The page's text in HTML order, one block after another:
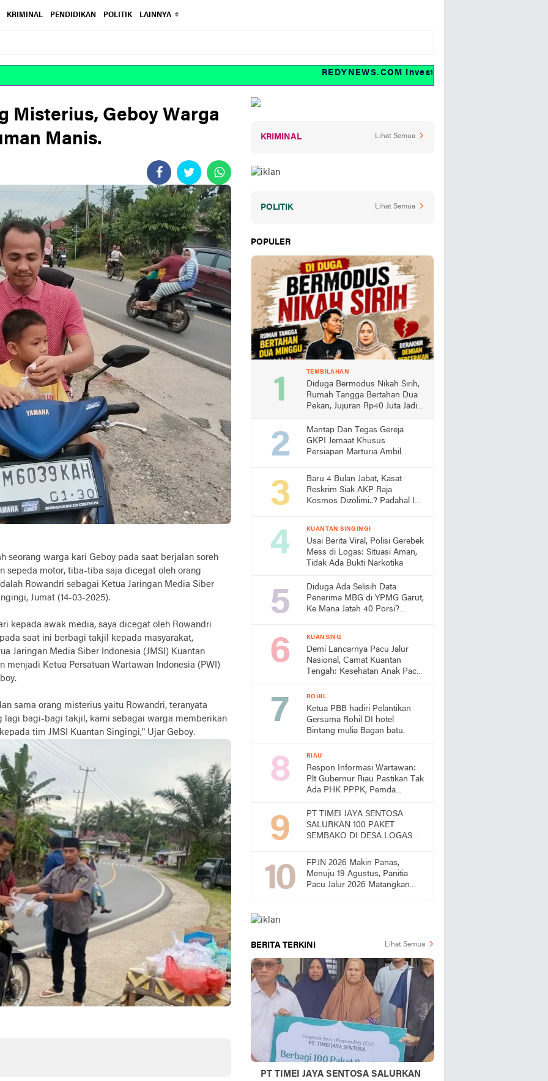
KRIMINAL PENDIDIKAN POLITIK LAINNYA
REDYNEWS.COM Investigasi dan fakta
Misterius, Geboy Warga
Manis.
seorang warga kari Geboy pada saat berjalan soreh
sepeda motor, tiba-tiba saja dicegat oleh orang
Rowandri sebagai Ketua Jaringan Media Siber
Jumat (14-03-2025).
kepada awak media, saya dicegat oleh Rowandri
saat ini berbagi takjil kepada masyarakat,
Jaringan Media Siber Indonesia (JMSI) Kuantan
Ketua Persatuan Wartawan Indonesia (PWI)
sama orang misterius yaitu Rowandri, teranyata
lagi bagi-bagi takjil, kami sebagai warga memberikan
tim JMSI Kuantan Singingi," Ujar Geboy.
KRIMINAL Lihat Semua
POLITIK Lihat Semua
POPULER
TEMBILAHAN
Diduga Bermodus Nikah Sirih,
Rumah Tangga Bertahan Dua
Pekan, Jujuran Rp40 Juta Jadi
Mantap Dan Tegas Gereja
GKPI Jemaat Khusus
Persiapan Marturia Ambil
Pertama lebih Awal
Baru 4 Bulan Jabat, Kasat
Reskrim Siak AKP Raja
Kosmos Dizolimi..? Padahal Ini
KUANTAN SINGINGI
Usai Berita Viral, Polisi Gerebek
Mess di Logas: Situasi Aman,
Tidak Ada Bukti Narkotika
Diduga Ada Selisih Data
Penerima MBG di YPMG Garut,
Ke Mana Jatah 40 Porsi?
KUANSING
Demi Lancarnya Pacu Jalur
Nasional, Camat Kuantan
Tengah: Kesehatan Anak Pacu
ROHIL
Ketua PBB hadiri Pelantikan
Gersuma Rohil DI hotel
Bintang mulia Bagan batu.
RIAU
Respon Informasi Wartawan:
Plt Gubernur Riau Pastikan Tak
Ada PHK PPPK, Pemda
PT TIMEI JAYA SENTOSA
SALURKAN 100 PAKET
SEMBAKO DI DESA LOGAS
UCAPKAN TERIMA KASIH
FPJN 2026 Makin Panas,
Menuju 19 Agustus, Panitia
Pacu Jalur 2026 Matangkan
BERITA TERKINI Lihat Semua
PT TIMEI JAYA SENTOSA SALURKAN